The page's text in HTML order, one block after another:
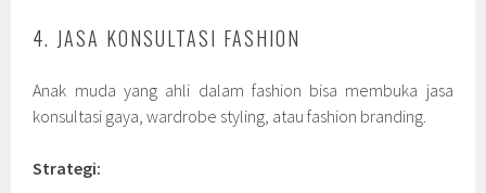
4. JASA KONSULTASI FASHION
Anak muda yang ahli dalam fashion bisa membuka jasa
konsultasi gaya, wardrobe styling, atau fashion branding.
Strategi: